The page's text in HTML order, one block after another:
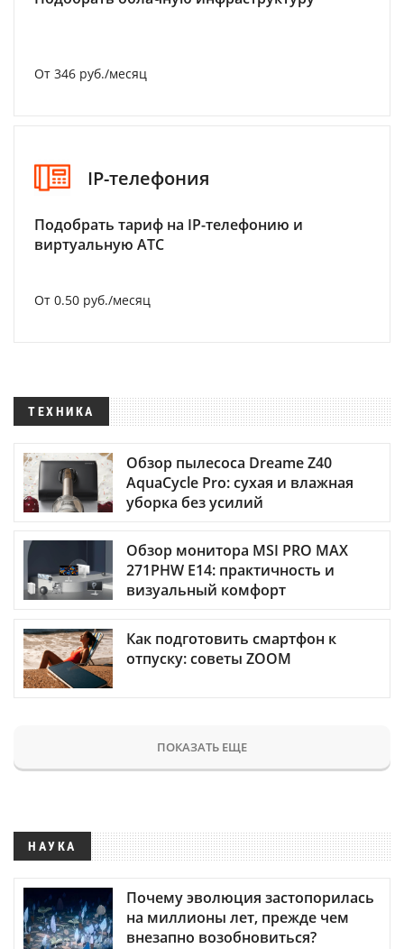
От 346 руб./месяц
IP-телефония
Подобрать тариф на IP-телефонию и
виртуальную АТС
От 0.50 руб./месяц
ТЕХНИКА
Обзор пылесоса Dreame Z40
AquaCycle Pro: сухая и влажная
уборка без усилий
Обзор монитора MSI PRO MAX
271PHW E14: практичность и
визуальный комфорт
Как подготовить смартфон к
отпуску: советы ZOOM
ПОКАЗАТЬ ЕЩЕ
НАУКА
Почему эволюция застопорилась
на миллионы лет, прежде чем
внезапно возобновиться?